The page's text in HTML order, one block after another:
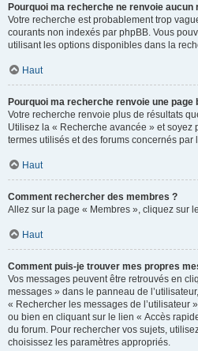
Pourquoi ma recherche ne renvoie aucun
Votre recherche est probablement trop
courants non indexés par phpBB. Vous
utilisant les options disponibles dans la
Haut
Pourquoi ma recherche renvoie une page
Votre recherche renvoie plus de résultats
Utilisez la « Recherche avancée » et soyez
termes utilisés et des forums concernés par
Haut
Comment rechercher des membres ?
Allez sur la page « Membres », cliquez sur
Haut
Comment puis-je trouver mes propres
Vos messages peuvent être retrouvés en
messages » dans le panneau de
« Rechercher les messages de l’utilisateur
ou bien en cliquant sur le lien « Accès
du forum. Pour rechercher vos sujets,
choisissez les paramètres appropriés.